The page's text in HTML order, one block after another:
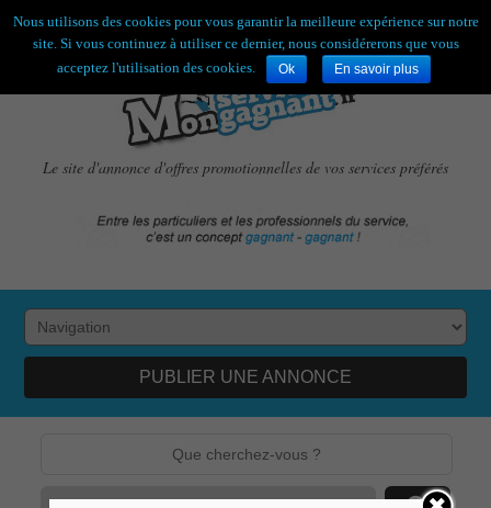
Bienvenue,visiteur ![S'enregistrer|Connexion]
Le site d'annonce d'offres promotionnelles de vos services préférés
PUBLIER UNE ANNONCE
Nous utilisons des cookies pour vous garantir la meilleure expérience sur notre
site. Si vous continuez à utiliser ce dernier, nous considérerons que vous
acceptez l'utilisation des cookies.
Ok En savoir plus